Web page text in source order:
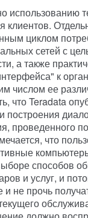
клиентов.
циклом
сетей с
а также
к
числом ее
что Teradata
построения
проведенного
что
способов
и услуг, и
не прочь